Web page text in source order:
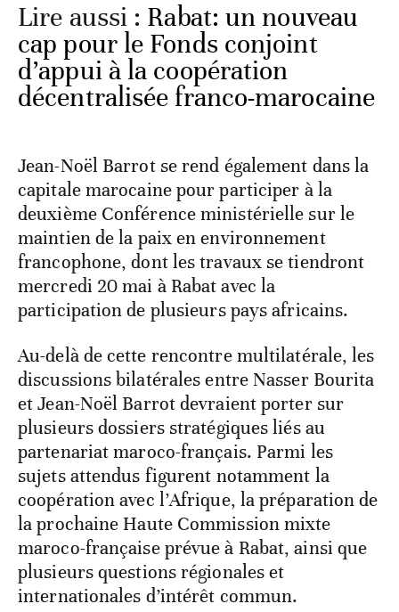
Lire aussi : Rabat: un nouveau
cap pour le Fonds conjoint
d’appui à la coopération
décentralisée franco-marocaine
Jean-Noël Barrot se rend également dans la
capitale marocaine pour participer à la
deuxième Conférence ministérielle sur le
maintien de la paix en environnement
francophone, dont les travaux se tiendront
mercredi 20 mai à Rabat avec la
participation de plusieurs pays africains.
Au-delà de cette rencontre multilatérale, les
discussions bilatérales entre Nasser Bourita
et Jean-Noël Barrot devraient porter sur
plusieurs dossiers stratégiques liés au
partenariat maroco-français. Parmi les
sujets attendus figurent notamment la
coopération avec l’Afrique, la préparation de
la prochaine Haute Commission mixte
maroco-française prévue à Rabat, ainsi que
plusieurs questions régionales et
internationales d’intérêt commun.